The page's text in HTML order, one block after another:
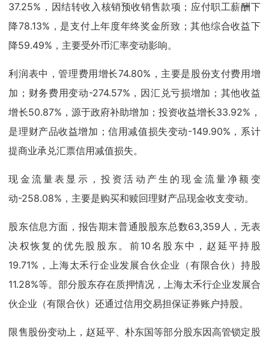
37.25%，因结转收入核销预收销售款项；应付职工薪酬下
降78.13%，是支付上年度年终奖金所致；其他综合收益下
降59.49%，主要受外币汇率变动影响。
利润表中，管理费用增长74.80%，主要是股份支付费用增
加；财务费用变动-274.57%，因汇兑亏损增加；其他收益
增长50.87%，源于政府补助增加；投资收益增长33.92%，
是理财产品收益增加；信用减值损失变动-149.90%，系计
提商业承兑汇票信用减值损失。
现金流量表显示，投资活动产生的现金流量净额变
动-258.08%，主要是购买和赎回理财产品现金收支变动。
股东信息方面，报告期末普通股股东总数63,359人，无表
决权恢复的优先股股东。前10名股东中，赵延平持股
19.71%，上海太禾行企业发展合伙企业（有限合伙）持股
11.28%等。部分股东存在质押情况，上海太禾行企业发展合
伙企业（有限合伙）还通过信用交易担保证券账户持股。
限售股份变动上，赵延平、朴东国等部分股东因高管锁定股